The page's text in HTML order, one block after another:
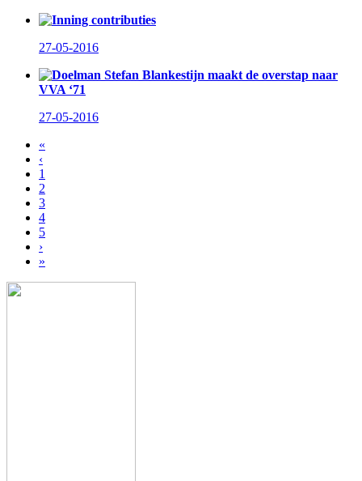
Inning contributies
27-05-2016
Doelman Stefan Blankestijn maakt de overstap naar
VVA ‘71
27-05-2016
«
‹
1
2
3
4
5
›
»